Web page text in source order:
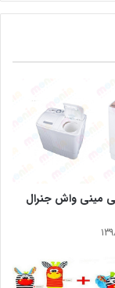
مینی واش جنرال